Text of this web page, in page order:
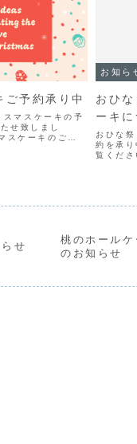
ご予約承り中
マスケーキの予
せ致しまし
スケーキのご予
お知ら
おひ
ーキに
おひな
約を承
覧くださ
せ
桃のホール
のお知らせ